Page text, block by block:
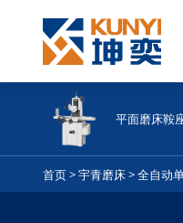
平面磨床鞍
首页>宇青磨床>全自动
返回 <<